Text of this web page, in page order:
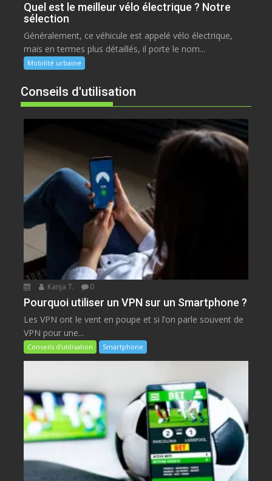
Quel est le meilleur vélo électrique ? Notre
sélection
Généralement, ce véhicule est appelé vélo électrique,
mais en termes plus détaillés, il porte le nom...
Mobilité urbaine
Conseils d'utilisation
Kanja T. 0
Pourquoi utiliser un VPN sur un Smartphone ?
Les VPN ont le vent en poupe et si l’on parle souvent de
VPN pour une...
Conseils d’utilisation Smartphone